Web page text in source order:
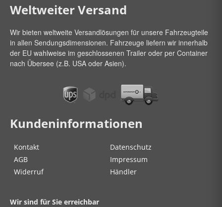
Weltweiter Versand
Wir bieten weltweite Versandlösungen für unsere Fahrzeugteile
in allen Sendungsdimensionen. Fahrzeuge liefern wir innerhalb
der EU wahlweise im geschlossenen Trailer oder per Container
nach Übersee (z.B. USA oder Asien).
Kundeninformationen
Kontakt
Datenschutz
AGB
Impressum
Widerruf
Händler
Wir sind für Sie erreichbar